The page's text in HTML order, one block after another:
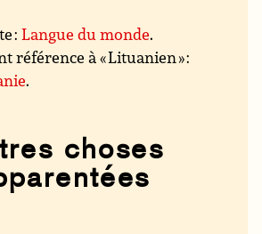
:Langue du monde.
référence à « Lituanien » :
.
choses